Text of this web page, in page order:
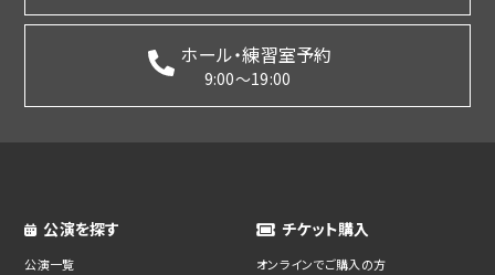
ホール・練習室予約
9:00～19:00
公演を探す
公演一覧
チケット購入
オンラインでご購入の方